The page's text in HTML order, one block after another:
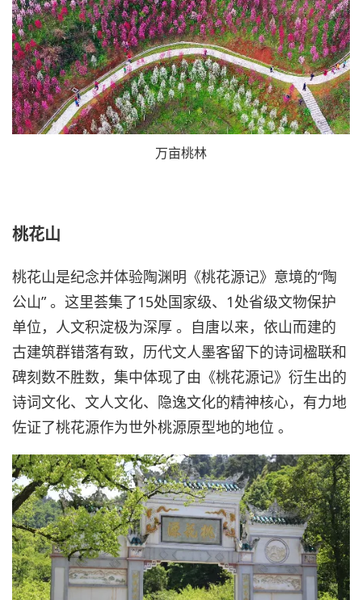
万亩桃林
桃花山
桃花山是纪念并体验陶渊明《桃花源记》意境的“陶
公山” 。这里荟集了15处国家级、1处省级文物保护
单位，人文积淀极为深厚 。自唐以来，依山而建的
古建筑群错落有致，历代文人墨客留下的诗词楹联和
碑刻数不胜数，集中体现了由《桃花源记》衍生出的
诗词文化、文人文化、隐逸文化的精神核心，有力地
佐证了桃花源作为世外桃源原型地的地位 。